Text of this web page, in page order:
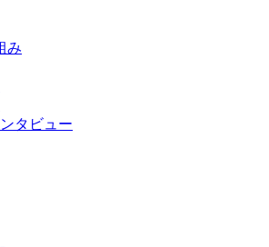
み
タビュー